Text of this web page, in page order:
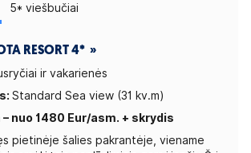
5* viešbučiai
RESORT 4* »
ir vakarienės
Standard Sea view (31 kv.m)
– nuo 1480 Eur/asm. + skrydis
pietinėje šalies pakrantėje, viename